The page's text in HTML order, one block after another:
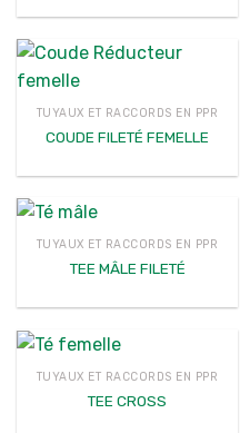
TUYAUX ET RACCORDS EN PPR
COUDE FILETÉ FEMELLE
TUYAUX ET RACCORDS EN PPR
TEE MÂLE FILETÉ
TUYAUX ET RACCORDS EN PPR
TEE CROSS